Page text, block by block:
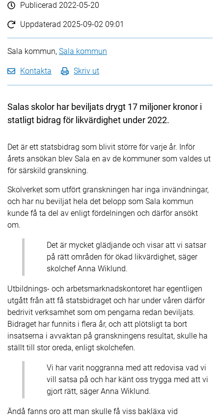
Publicerad 2022-05-20
Uppdaterad 2025-09-02 09:01
Sala kommun, Sala kommun
Kontakta Skriv ut
Salas skolor har beviljats drygt 17 miljoner kronor i
statligt bidrag för likvärdighet under 2022.
Det är ett statsbidrag som blivit större för varje år. Inför
årets ansökan blev Sala en av de kommuner som valdes ut
för särskild granskning.
Skolverket som utfört granskningen har inga invändningar,
och har nu beviljat hela det belopp som Sala kommun
kunde få ta del av enligt fördelningen och därför ansökt
om.
Det är mycket glädjande och visar att vi satsar
på rätt områden för ökad likvärdighet, säger
skolchef Anna Wiklund.
Utbildnings- och arbetsmarknadskontoret har egentligen
utgått från att få statsbidraget och har under våren därför
bedrivit verksamhet som om pengarna redan beviljats.
Bidraget har funnits i flera år, och att plötsligt ta bort
insatserna i avvaktan på granskningens resultat, skulle ha
ställt till stor oreda, enligt skolchefen.
Vi har varit noggranna med att redovisa vad vi
vill satsa på och har känt oss trygga med att vi
gjort rätt, säger Anna Wiklund.
Ändå fanns oro att man skulle få viss bakläxa vid